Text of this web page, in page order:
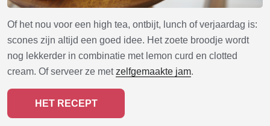
Of het nou voor een high tea, ontbijt, lunch of verjaardag is:
scones zijn altijd een goed idee. Het zoete broodje wordt
nog lekkerder in combinatie met lemon curd en clotted
cream. Of serveer ze met zelfgemaakte jam.
HET RECEPT